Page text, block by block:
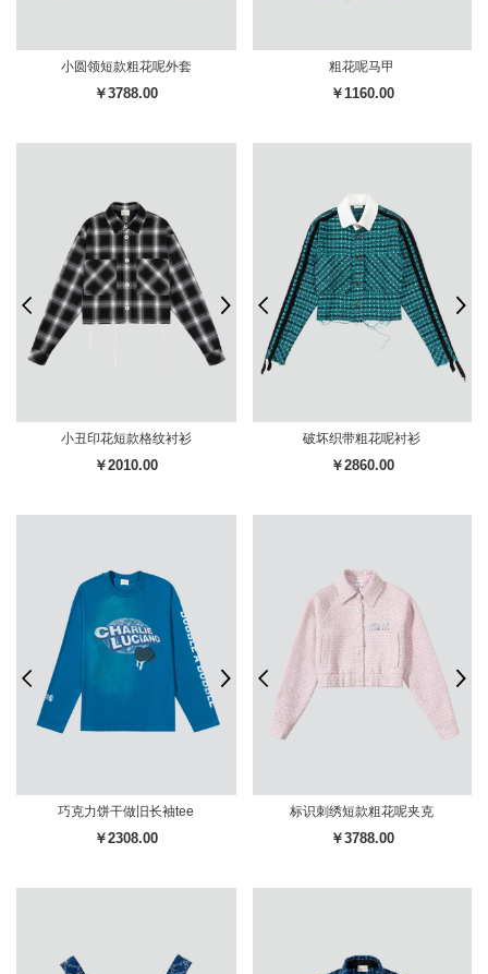
小圆领短款粗花呢外套
￥3788.00
粗花呢马甲
￥1160.00
小丑印花短款格纹衬衫
￥2010.00
破坏织带粗花呢衬衫
￥2860.00
巧克力饼干做旧长袖tee
￥2308.00
标识刺绣短款粗花呢夹克
￥3788.00